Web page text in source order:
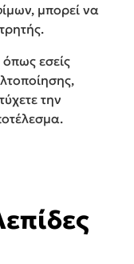
μπορεί να
εσείς
την